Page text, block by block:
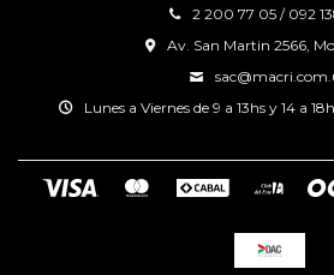
2 200 77 05 / 092
Av. San Martin 2566,
Lunes a Viernes de 9 a 13hs y 14 a